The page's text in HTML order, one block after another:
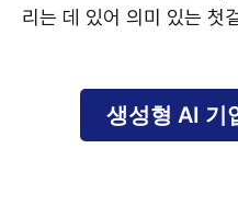
리는 데 있어 의미 있는 첫
생성형 AI 기